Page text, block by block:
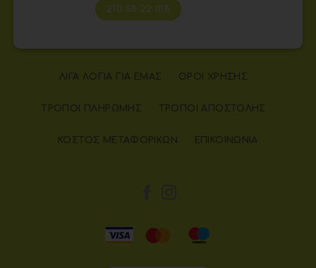
210 58 22 015
ΛΊΓΑ ΛΌΓΙΑ ΓΙΑ ΕΜΆΣ ΌΡΟΙ ΧΡΉΣΗΣ
ΤΡΌΠΟΙ ΠΛΗΡΩΜΉΣ ΤΡΌΠΟΙ ΑΠΟΣΤΟΛΉΣ
ΚΌΣΤΟΣ ΜΕΤΑΦΟΡΙΚΏΝ ΕΠΙΚΟΙΝΩΝΊΑ